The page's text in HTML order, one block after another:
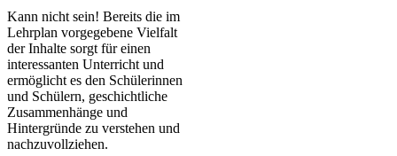
Kann nicht sein! Bereits die im
Lehrplan vorgegebene Vielfalt
der Inhalte sorgt für einen
interessanten Unterricht und
ermöglicht es den Schülerinnen
und Schülern, geschichtliche
Zusammenhänge und
Hintergründe zu verstehen und
nachzuvollziehen.